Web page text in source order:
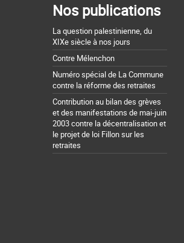
Nos publications
La question palestinienne, du
XIXe siècle à nos jours
Contre Mélenchon
Numéro spécial de La Commune
contre la réforme des retraites
Contribution au bilan des grèves
et des manifestations de mai-juin
2003 contre la décentralisation et
le projet de loi Fillon sur les
retraites